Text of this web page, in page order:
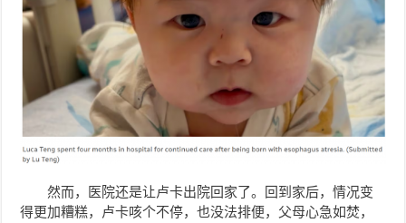
然而，医院还是让卢卡出院回家了。回到家后，情况变
得更加糟糕，卢卡咳个不停，也没法排便，父母心急如焚，